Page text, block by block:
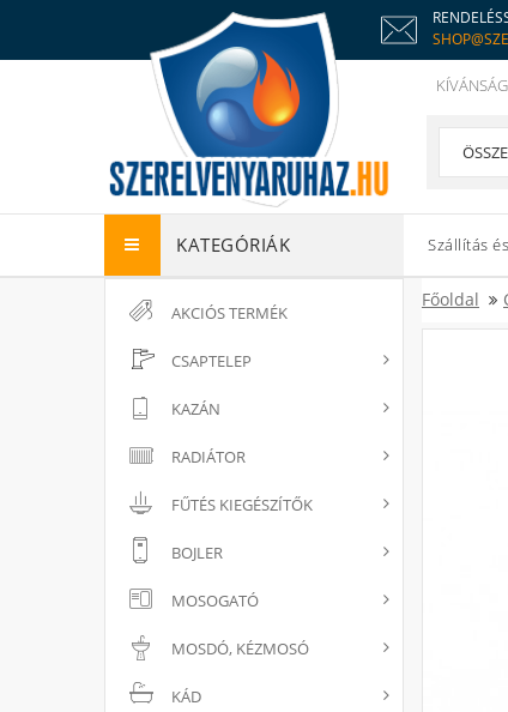
KATEGÓRIÁK Szállítás
AKCIÓS TERMÉK
CSAPTELEP
KAZÁN
RADIÁTOR
FŰTÉS KIEGÉSZÍTŐK
BOJLER
MOSOGATÓ
MOSDÓ, KÉZMOSÓ
KÁD
Főoldal